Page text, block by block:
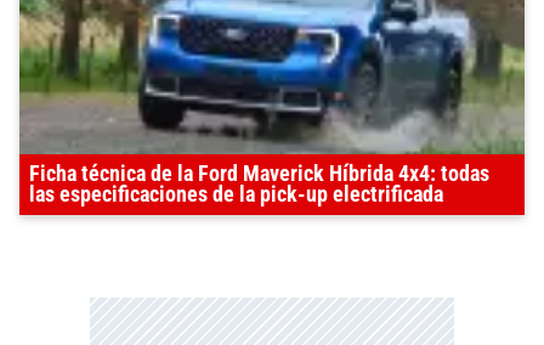
Ficha técnica de la Ford Maverick Híbrida 4x4: todas
las especificaciones de la pick-up electrificada